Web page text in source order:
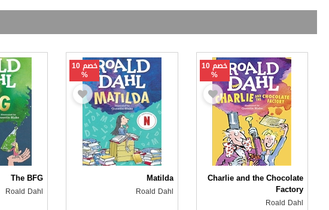
خصم 10
%
Charlie and the Chocolate
Factory
Roald Dahl
خصم 10
%
Matilda
Roald Dahl
The BFG
Roald Dahl